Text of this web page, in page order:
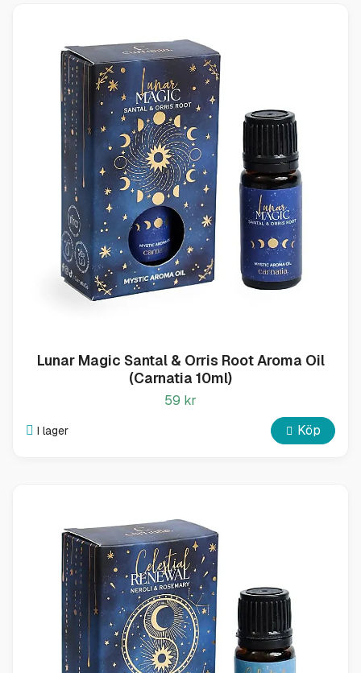
Lunar Magic Santal & Orris Root Aroma Oil
(Carnatia 10ml)
59 kr
I lager Köp